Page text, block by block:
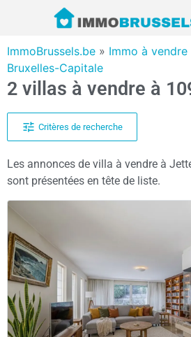
ImmoBrussels.be » Immo à vendre
Bruxelles-Capitale
2 villas à vendre à
Critères de recherche
Les annonces de villa à vendre à
sont présentées en tête de liste.